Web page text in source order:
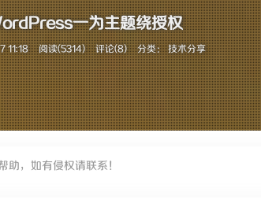
一为主题绕授权
11:18 阅读(5314) 评论(8) 分类：技术分享
助，如有侵权请联系！